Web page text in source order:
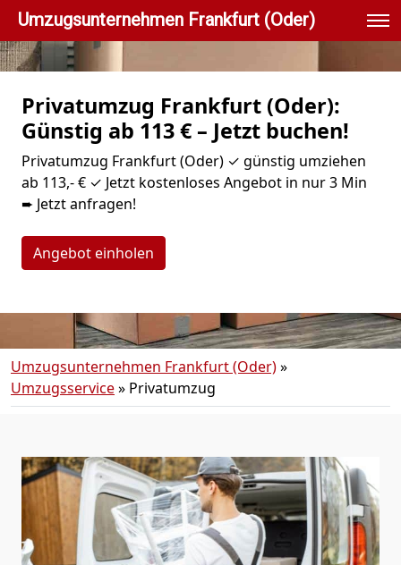
Umzugsunternehmen Frankfurt (Oder)
Privatumzug Frankfurt (Oder):
Günstig ab 113 € – Jetzt buchen!
Privatumzug Frankfurt (Oder) ✓ günstig umziehen
ab 113,- € ✓ Jetzt kostenloses Angebot in nur 3 Min
➨ Jetzt anfragen!
Angebot einholen
Umzugsunternehmen Frankfurt (Oder)»
Umzugsservice» Privatumzug